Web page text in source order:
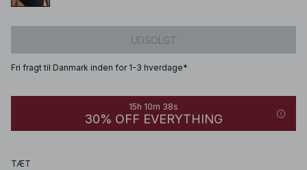
UDSOLGT
Fri fragt til Danmark inden for 1-3 hverdage*
15h 10m 38s
30% OFF EVERYTHING
TÆT